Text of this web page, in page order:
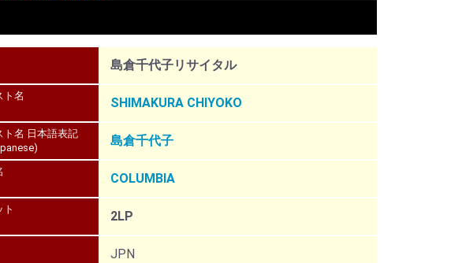
島倉千代子リサイタル
ト名
SHIMAKURA CHIYOKO
ト名 日本語表記
島倉千代子
COLUMBIA
ト
2LP
JPN